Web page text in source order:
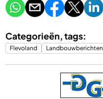
Categorieën, tags:
Flevoland Landbouwberichten